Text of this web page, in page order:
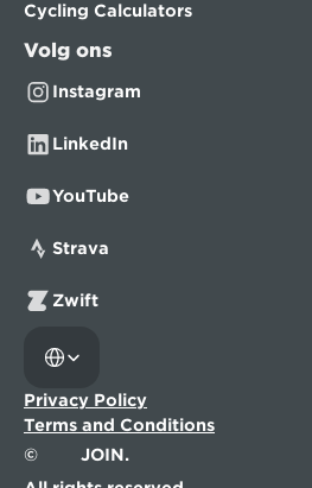
Cycling Calculators
Volg ons
Instagram
LinkedIn
YouTube
Strava
Zwift
©
JOIN.
Privacy Policy
Terms and Conditions